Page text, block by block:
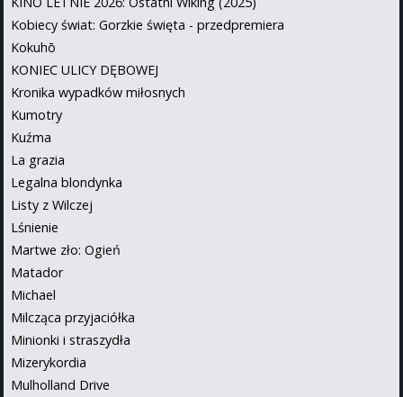
Kobiecy świat: Gorzkie święta - przedpremiera
Kokuhō
KONIEC ULICY DĘBOWEJ
Kronika wypadków miłosnych
Kumotry
Kuźma
La grazia
Legalna blondynka
Listy z Wilczej
Lśnienie
Martwe zło: Ogień
Matador
Michael
Milcząca przyjaciółka
Minionki i straszydła
Mizerykordia
Mulholland Drive